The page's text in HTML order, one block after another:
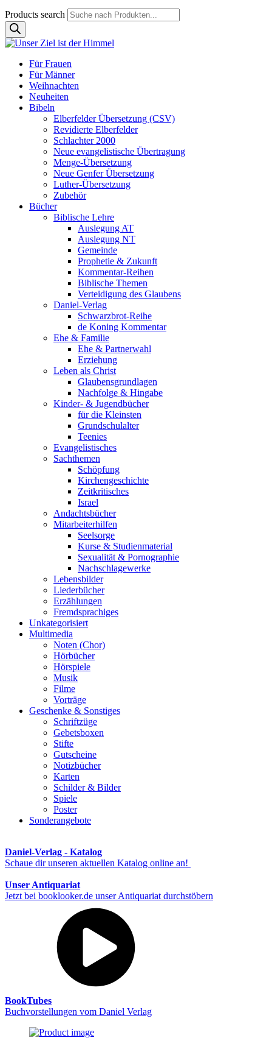
Products search
Für Frauen
Für Männer
Weihnachten
Neuheiten
Bibeln
Elberfelder Übersetzung (CSV)
Revidierte Elberfelder
Schlachter 2000
Neue evangelistische Übertragung
Menge-Übersetzung
Neue Genfer Übersetzung
Luther-Übersetzung
Zubehör
Bücher
Biblische Lehre
Auslegung AT
Auslegung NT
Gemeinde
Prophetie & Zukunft
Kommentar-Reihen
Biblische Themen
Verteidigung des Glaubens
Daniel-Verlag
Schwarzbrot-Reihe
de Koning Kommentar
Ehe & Familie
Ehe & Partnerwahl
Erziehung
Leben als Christ
Glaubensgrundlagen
Nachfolge & Hingabe
Kinder- & Jugendbücher
für die Kleinsten
Grundschulalter
Teenies
Evangelistisches
Sachthemen
Schöpfung
Kirchengeschichte
Zeitkritisches
Israel
Andachtsbücher
Mitarbeiterhilfen
Seelsorge
Kurse & Studienmaterial
Sexualität & Pornographie
Nachschlagewerke
Lebensbilder
Liederbücher
Erzählungen
Fremdsprachiges
Unkategorisiert
Multimedia
Noten (Chor)
Hörbücher
Hörspiele
Musik
Filme
Vorträge
Geschenke & Sonstiges
Schriftzüge
Gebetsboxen
Stifte
Gutscheine
Notizbücher
Karten
Schilder & Bilder
Spiele
Poster
Sonderangebote
Daniel-Verlag - Katalog
Schaue dir unseren aktuellen Katalog online an!
Unser Antiquariat
Jetzt bei booklooker.de unser Antiquariat durchstöbern
BookTubes
Buchvorstellungen vom Daniel Verlag